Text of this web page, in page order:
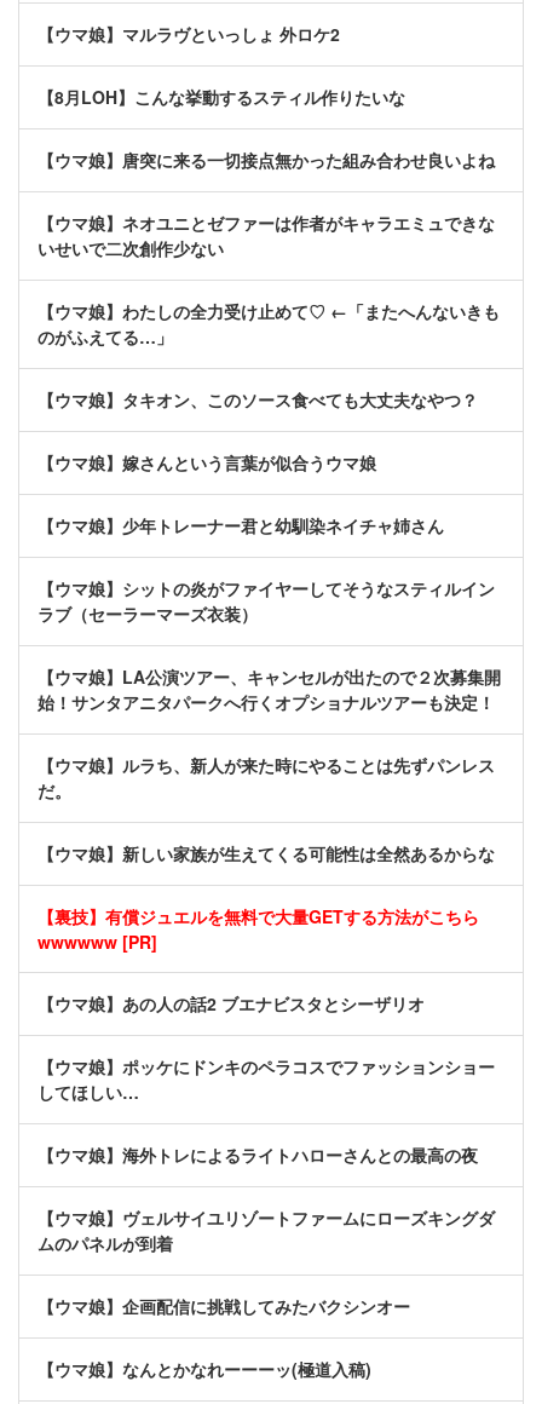
【ウマ娘】マルラヴといっしょ 外ロケ2
【8月LOH】こんな挙動するスティル作りたいな
【ウマ娘】唐突に来る一切接点無かった組み合わせ良いよね
【ウマ娘】ネオユニとゼファーは作者がキャラエミュできな
いせいで二次創作少ない
【ウマ娘】わたしの全力受け止めて♡ ←「またへんないきも
のがふえてる…」
【ウマ娘】タキオン、このソース食べても大丈夫なやつ？
【ウマ娘】嫁さんという言葉が似合うウマ娘
【ウマ娘】少年トレーナー君と幼馴染ネイチャ姉さん
【ウマ娘】シットの炎がファイヤーしてそうなスティルイン
ラブ（セーラーマーズ衣装）
【ウマ娘】LA公演ツアー、キャンセルが出たので２次募集開
始！サンタアニタパークへ行くオプショナルツアーも決定！
【ウマ娘】ルラち、新人が来た時にやることは先ずパンレス
だ。
【ウマ娘】新しい家族が生えてくる可能性は全然あるからな
【裏技】有償ジュエルを無料で大量GETする方法がこちら
wwwwww [PR]
【ウマ娘】あの人の話2 ブエナビスタとシーザリオ
【ウマ娘】ポッケにドンキのペラコスでファッションショー
してほしい…
【ウマ娘】海外トレによるライトハローさんとの最高の夜
【ウマ娘】ヴェルサイユリゾートファームにローズキングダ
ムのパネルが到着
【ウマ娘】企画配信に挑戦してみたバクシンオー
【ウマ娘】なんとかなれーーーッ(極道入稿)